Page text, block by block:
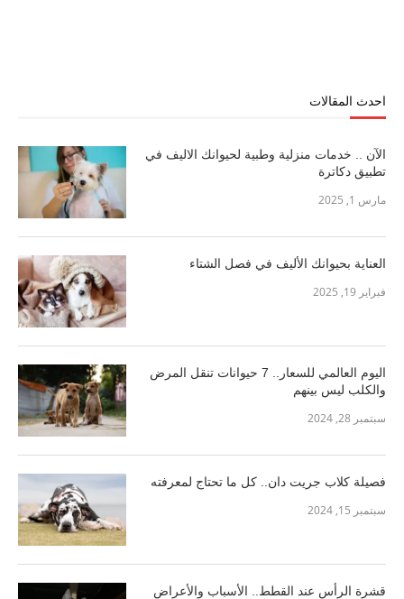
احدث المقالات
الآن .. خدمات منزلية وطبية لحيوانك الاليف في
تطبيق دكاترة
مارس 1, 2025
العناية بحيوانك الأليف في فصل الشتاء
فبراير 19, 2025
اليوم العالمي للسعار.. 7 حيوانات تنقل المرض
والكلب ليس بينهم
سبتمبر 28, 2024
فصيلة كلاب جريت دان.. كل ما تحتاج لمعرفته
سبتمبر 15, 2024
قشرة الرأس عند القطط.. الأسباب والأعراض